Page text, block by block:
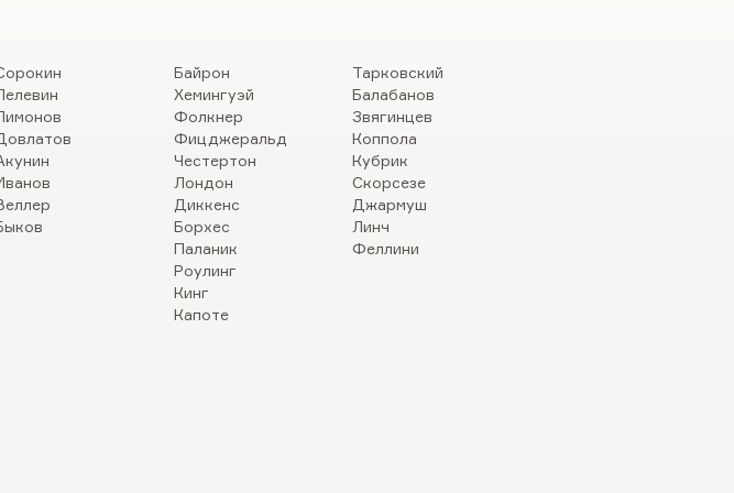
Байрон
Хемингуэй
Фолкнер
Фицджеральд
Честертон
Лондон
Диккенс
Борхес
Паланик
Роулинг
Кинг
Капоте
Тарковский
Балабанов
Звягинцев
Коппола
Кубрик
Скорсезе
Джармуш
Линч
Феллини